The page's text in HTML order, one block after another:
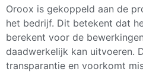
Oroox is gekoppeld aan de
het bedrijf. Dit betekent dat
berekent voor de
daadwerkelijk kan uitvoeren.
transparantie en voorkomt